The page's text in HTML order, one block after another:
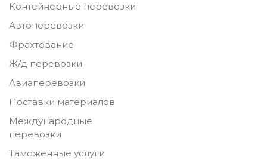
Контейнерные перевозки
Автоперевозки
Фрахтование
Ж/д перевозки
Авиаперевозки
Поставки материалов
Международные
перевозки
Таможенные услуги